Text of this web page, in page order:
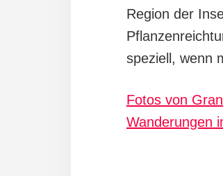
Region der
speziell, wenn
Fotos von
Wanderungen